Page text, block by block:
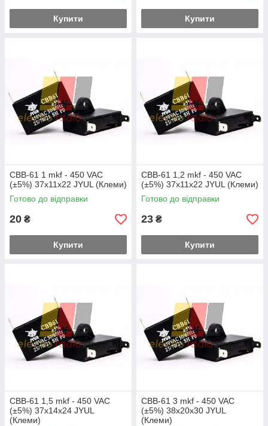
Купити Купити
CBB-61 1 mkf - 450 VAC
(±5%) 37x11x22 JYUL (Клеми)
Готово до відправки
20 ₴
Купити
CBB-61 1,2 mkf - 450 VAC
(±5%) 37x11x22 JYUL (Клеми)
Готово до відправки
23 ₴
Купити
CBB-61 1,5 mkf - 450 VAC
(±5%) 37x14x24 JYUL
(Клеми)
CBB-61 3 mkf - 450 VAC
(±5%) 38x20x30 JYUL
(Клеми)